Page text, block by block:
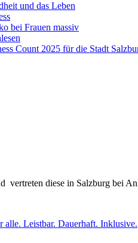
und das Leben
bei Frauen massiv
Count 2025 für die Stadt
vertreten diese in Salzburg bei
alle. Leistbar. Dauerhaft. Inklusive.